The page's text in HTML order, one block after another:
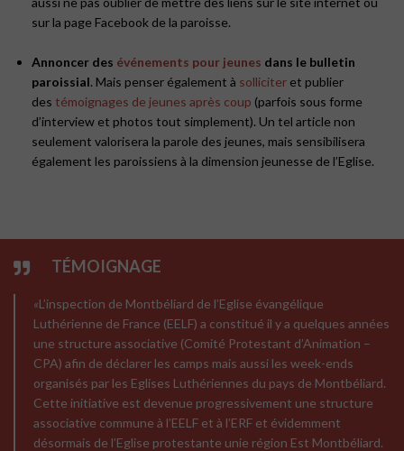
sur la page Facebook de la paroisse.
Annoncer des événements pour jeunes dans le bulletin
paroissial. Mais penser également à solliciter et publier
des témoignages de jeunes après coup (parfois sous forme
d’interview et photos tout simplement). Un tel article non
seulement valorisera la parole des jeunes, mais sensibilisera
également les paroissiens à la dimension jeunesse de l’Eglise.
TÉMOIGNAGE
«L’inspection de Montbéliard de l’Eglise évangélique
Luthérienne de France (EELF) a constitué il y a quelques années
une structure associative (Comité Protestant d’Animation –
CPA) afin de déclarer les camps mais aussi les week-ends
organisés par les Eglises Luthériennes du pays de Montbéliard.
Cette initiative est devenue progressivement une structure
associative commune à l’EELF et à l’ERF et évidemment
désormais de l’Eglise protestante unie région Est Montbéliard.